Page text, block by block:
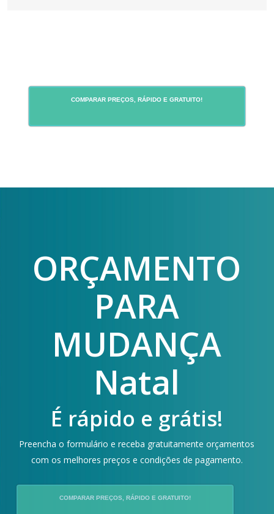
COMPARAR PREÇOS, RÁPIDO E GRATUITO!
ORÇAMENTO
PARA
MUDANÇA
Natal
É rápido e grátis!
Preencha o formulário e receba gratuitamente orçamentos
com os melhores preços e condições de pagamento.
COMPARAR PREÇOS, RÁPIDO E GRATUITO!